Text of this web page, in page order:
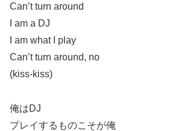
Can’t turn around
I am a DJ
I am what I play
Can’t turn around, no
(kiss-kiss)
俺はDJ
プレイするものこそが俺